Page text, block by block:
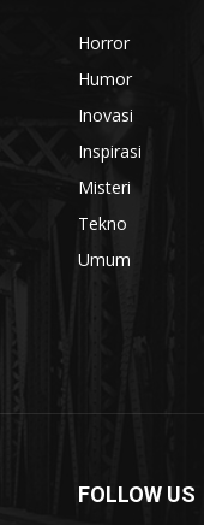
Horror
Humor
Inovasi
Inspirasi
Misteri
Tekno
Umum
FOLLOW US